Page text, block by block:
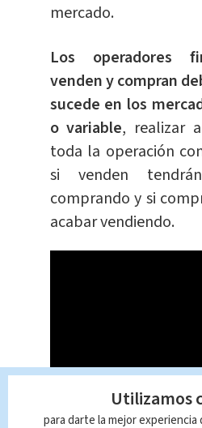
mercado.
Los operadores
venden y compran
sucede en los
o variable, realizar
toda la operación
si venden
comprando y si
acabar vendiendo.
Utilizamos
para darte la mejor